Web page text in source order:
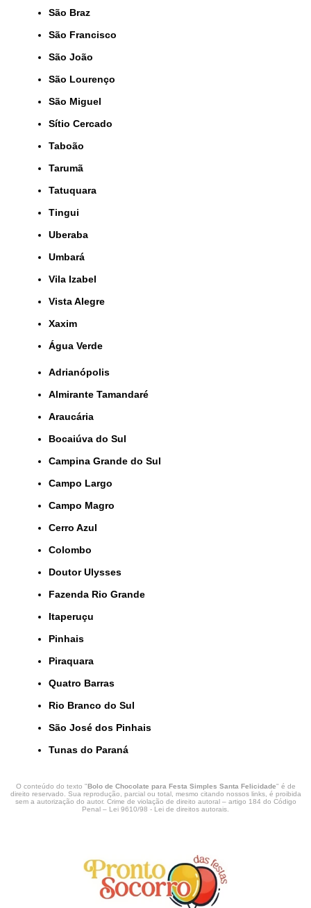
São Braz
São Francisco
São João
São Lourenço
São Miguel
Sítio Cercado
Taboão
Tarumã
Tatuquara
Tingui
Uberaba
Umbará
Vila Izabel
Vista Alegre
Xaxim
Água Verde
Adrianópolis
Almirante Tamandaré
Araucária
Bocaiúva do Sul
Campina Grande do Sul
Campo Largo
Campo Magro
Cerro Azul
Colombo
Doutor Ulysses
Fazenda Rio Grande
Itaperuçu
Pinhais
Piraquara
Quatro Barras
Rio Branco do Sul
São José dos Pinhais
Tunas do Paraná
O conteúdo do texto "Bolo de Chocolate para Festa Simples Santa Felicidade" é de
direito reservado. Sua reprodução, parcial ou total, mesmo citando nossos links, é proibida
sem a autorização do autor. Crime de violação de direito autoral – artigo 184 do Código
Penal – Lei 9610/98 - Lei de direitos autorais